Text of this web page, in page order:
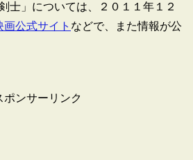
士」については、２０１１年１２
画公式サイト などで、また情報が公
ポンサーリンク